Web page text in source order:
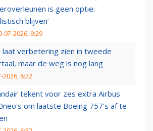
is geen optie:
blijven’
07-2026, 9:29
laat verbetering zien in tweede
maar de weg is nog lang
2026, 8:22
tekent voor zes extra Airbus
om laatste Boeing 757's af te